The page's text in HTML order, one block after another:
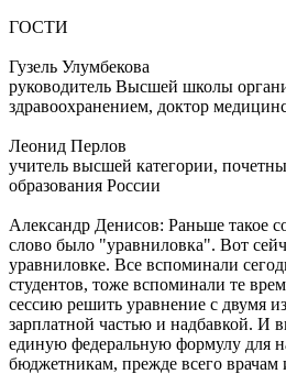
ГОСТИ
Гузель Улумбекова
руководитель Высшей школы
здравоохранением, доктор
Леонид Перлов
учитель высшей категории,
образования России
Александр Денисов: Раньше такое
слово было "уравниловка". Вот
уравниловке. Все вспоминали
студентов, тоже вспоминали те
сессию решить уравнение с двумя
зарплатной частью и надбавкой. И
единую федеральную формулу для
бюджетникам, прежде всего врачам